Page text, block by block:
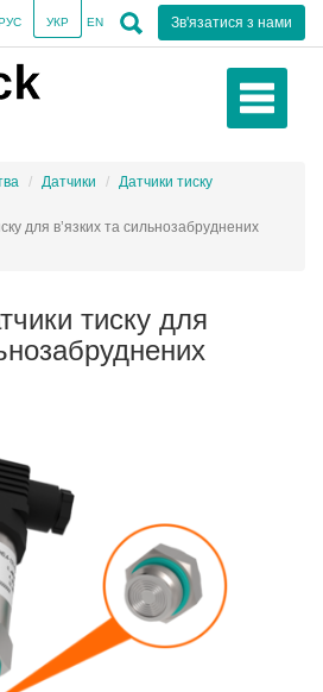
Зв'язатися з нами
УКР EN
Датчики
Датчики тиску
для в’язких та сильнозабруднених
тиску для